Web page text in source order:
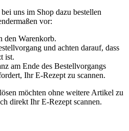
uns im Shop dazu bestellen
vor:
den Warenkorb.
und achten darauf, dass
ist.
am Ende des Bestellvorgangs
Ihr E-Rezept zu scannen.
möchten ohne weitere Artikel zu
direkt Ihr E-Rezept scannen.